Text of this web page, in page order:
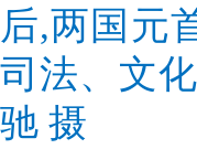
后,两国元
司法、文
驰 摄